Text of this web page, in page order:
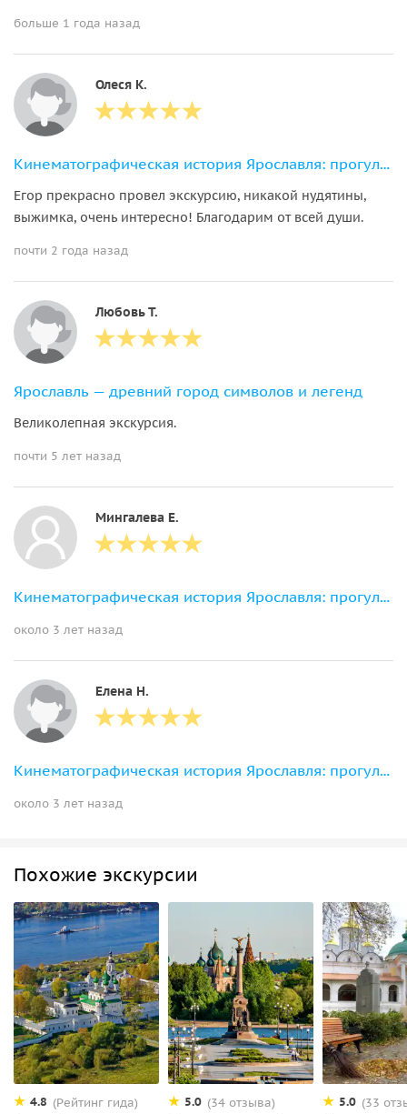
больше 1 года назад
Олеся К.
Кинематографическая история Ярославля: прогулка по следам фильмов
Егор прекрасно провел экскурсию, никакой нудятины,
выжимка, очень интересно! Благодарим от всей души.
почти 2 года назад
Любовь Т.
Ярославль — древний город символов и легенд
Великолепная экскурсия.
почти 5 лет назад
Мингалева Е.
Кинематографическая история Ярославля: прогулка по следам фильмов
около 3 лет назад
Елена Н.
Кинематографическая история Ярославля: прогулка по следам фильмов
около 3 лет назад
Похожие экскурсии
4.8 (Рейтинг гида) 5.0 (34 отзыва) 5.0 (33